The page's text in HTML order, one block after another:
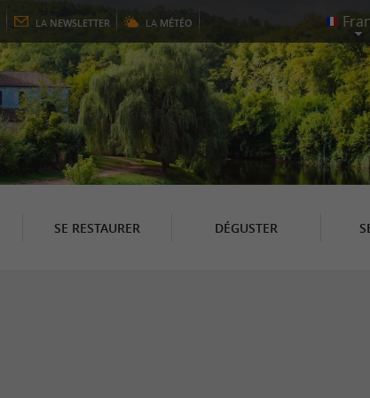
LA NEWSLETTER LA MÉTÉO
SE RESTAURER DÉGUSTER